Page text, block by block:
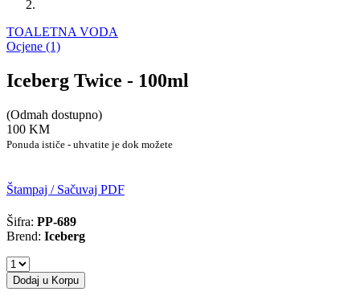
TOALETNA VODA
Ocjene (1)
Iceberg Twice - 100ml
(Odmah dostupno)
100 KM
Ponuda ističe - uhvatite je dok možete
Štampaj / Sačuvaj PDF
Šifra: PP-689
Brend: Iceberg
Dodaj u Korpu